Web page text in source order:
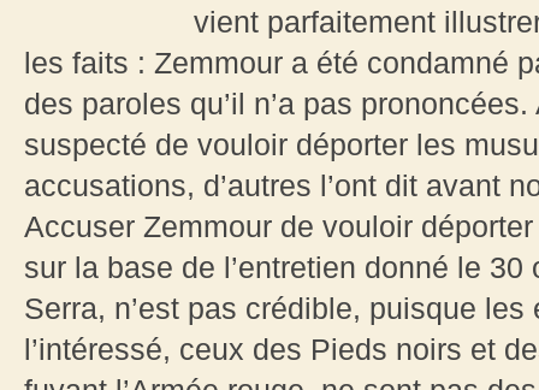
vient parfaitement
les faits : Zemmour a été condamné
des paroles qu’il n’a pas
suspecté de vouloir déporter les
accusations, d’autres l’ont dit avant
Accuser Zemmour de vouloir
sur la base de l’entretien donné le
Serra, n’est pas crédible, puisque
l’intéressé, ceux des Pieds noirs et